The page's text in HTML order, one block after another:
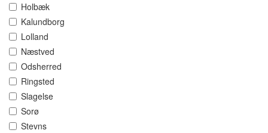
Holbæk
Kalundborg
Lolland
Næstved
Odsherred
Ringsted
Slagelse
Sorø
Stevns